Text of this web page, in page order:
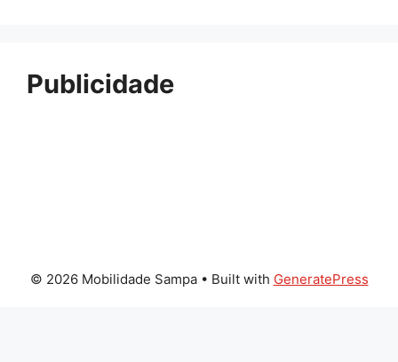
Publicidade
© 2026 Mobilidade Sampa• Built with GeneratePress